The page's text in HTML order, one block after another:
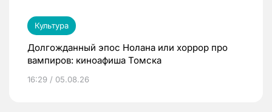
Культура
Долгожданный эпос Нолана или хоррор про
вампиров: киноафиша Томска
16:29 / 05.08.26